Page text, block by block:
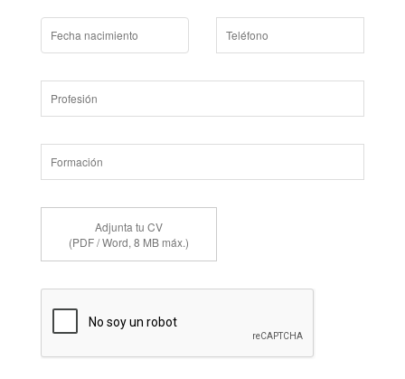
Adjunta tu CV
(PDF / Word, 8 MB máx.)